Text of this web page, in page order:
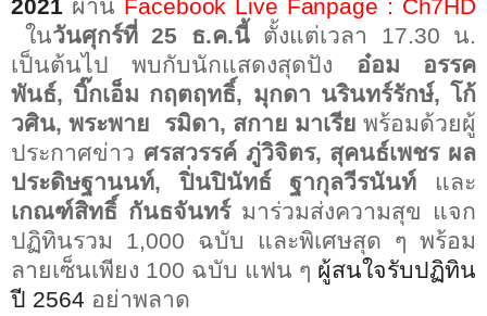
2021 ผ่าน Facebook Live Fanpage : Ch7HD
ในวันศุกร์ที่ 25 ธ.ค.นี้ ตั้งแต่เวลา 17.30 น.
เป็นต้นไป พบกับนักแสดงสุดปัง อ๋อม อรรค
พันธ์, บิ๊กเอ็ม กฤตฤทธิ์, มุกดา นรินทร์รักษ์, โก้
วศิน, พระพาย
รมิดา, สกาย มาเรีย พร้อมด้วยผู้
ประกาศข่าว ศรสวรรค์ ภู่วิจิตร, สุคนธ์เพชร ผล
ประดิษฐานนท์, ปิ่นปินัทธ์ ฐากุลวีรนันท์ และ
เกณฑ์สิทธิ์ กันธจันทร์ มาร่วมส่งความสุข แจก
ปฏิทินรวม 1,000 ฉบับ และพิเศษสุด ๆ พร้อม
ลายเซ็นเพียง 100 ฉบับ แฟน ๆ ผู้สนใจรับปฏิทิน
ปี 2564 อย่าพลาด